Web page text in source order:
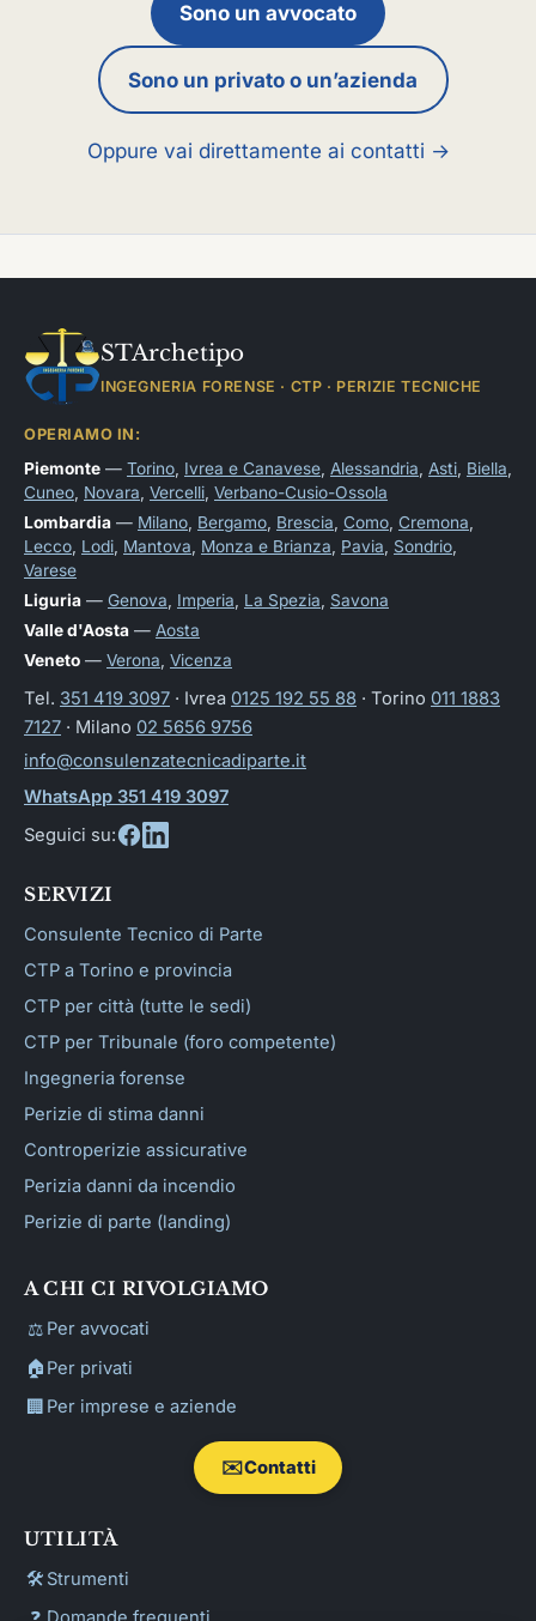
Sono un avvocato
Sono un privato o un’azienda
Oppure vai direttamente ai contatti →
STArchetipo
INGEGNERIA FORENSE · CTP · PERIZIE TECNICHE
OPERIAMO IN:
Piemonte — Torino Ivrea e Canavese Alessandria Asti Biella
Cuneo Novara Vercelli Verbano-Cusio-Ossola
Lombardia — Milano Bergamo Brescia Como Cremona
Lecco Lodi Mantova Monza e Brianza Pavia Sondrio
Varese
Liguria — Genova Imperia La Spezia
Savona
Valle d'Aosta — Aosta
Veneto — Verona Vicenza
Tel. 351 419 3097 · Ivrea 0125 192 55 88 · Torino 011 1883
7127 · Milano 02 5656 9756
info@consulenzatecnicadiparte.it
WhatsApp 351 419 3097
Seguici su:
SERVIZI
Consulente Tecnico di Parte
CTP a Torino e provincia
CTP per città (tutte le sedi)
CTP per Tribunale (foro competente)
Ingegneria forense
Perizie di stima danni
Controperizie assicurative
Perizia danni da incendio
Perizie di parte (landing)
A CHI CI RIVOLGIAMO
⚖️ Per avvocati
🏠 Per privati
🏢 Per imprese e aziende
✉️Contatti
UTILITÀ
🛠️ Strumenti